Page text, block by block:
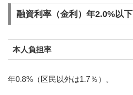
融資利率（金利）年2.0%以下
本人負担率
年0.8%（区民以外は1.7％）。